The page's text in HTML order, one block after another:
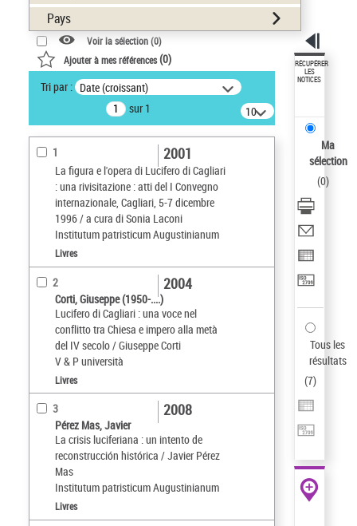
Pays
Voir la sélection (0)
Ajouter à mes références(0)
Tri par : Date (croissant)
sur 1
10
résultats/page
1
La figura e l'opera di Lucifero di Cagliari
: una rivisitazione : atti del I Convegno
internazionale, Cagliari, 5-7 dicembre
1996 / a cura di Sonia Laconi
Institutum patristicum Augustinianum
2001
Livres
2
Corti, Giuseppe (1950-....)
Lucifero di Cagliari : una voce nel
conflitto tra Chiesa e impero alla metà
del IV secolo / Giuseppe Corti
V & P università
2004
Livres
3
Pérez Mas, Javier
La crisis luciferiana : un intento de
reconstrucción histórica / Javier Pérez
Mas
Institutum patristicum Augustinianum
2008
Livres
RÉCUPÉRER
LES
NOTICES
Ma
sélection
(0)
Tous les
résultats
(7)